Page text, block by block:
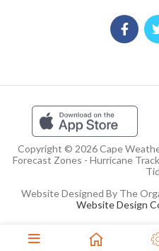
Copyright © 2026 Cape
Forecast Zones - Hurricane
Website Designed By The
Website Design